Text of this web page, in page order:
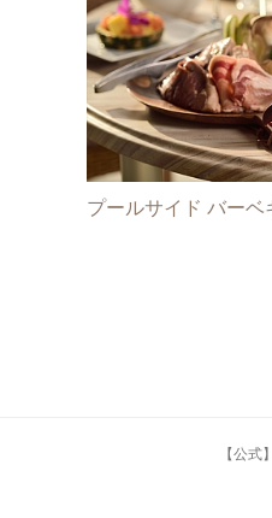
プールサイド バーベ
【公